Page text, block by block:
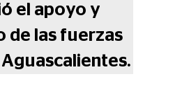
el apoyo y
de las fuerzas